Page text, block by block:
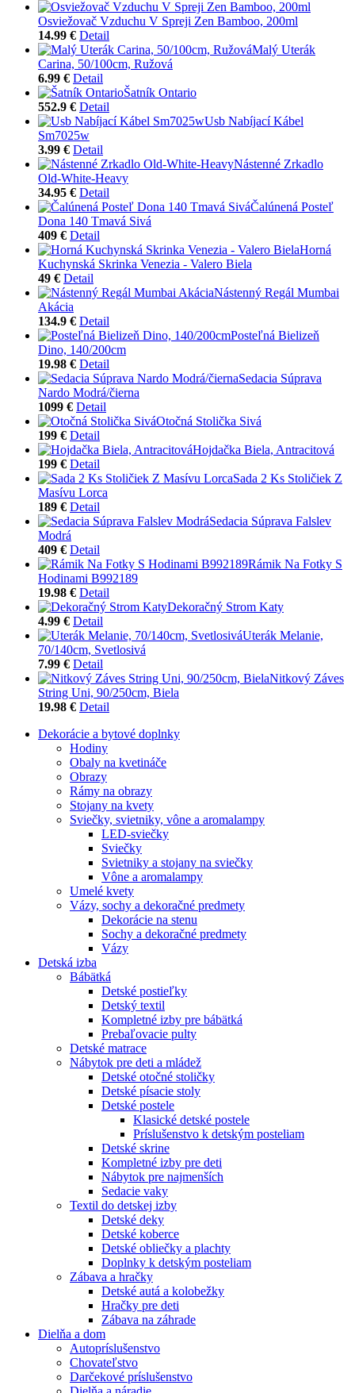
Osviežovač Vzduchu V Spreji Zen Bamboo, 200ml
14.99 € Detail
Malý Uterák
Carina, 50/100cm, Ružová
6.99 € Detail
Šatník Ontario
552.9 € Detail
Usb Nabíjací Kábel
Sm7025w
3.99 € Detail
Nástenné Zrkadlo
Old-White-Heavy
34.95 € Detail
Čalúnená Posteľ
Dona 140 Tmavá Sivá
409 € Detail
Horná
Kuchynská Skrinka Venezia - Valero Biela
49 € Detail
Nástenný Regál Mumbai
Akácia
134.9 € Detail
Posteľná Bielizeň
Dino, 140/200cm
19.98 € Detail
Sedacia Súprava
Nardo Modrá/čierna
1099 € Detail
Otočná Stolička Sivá
199 € Detail
Hojdačka Biela, Antracitová
199 € Detail
Sada 2 Ks Stoličiek Z
Masívu Lorca
189 € Detail
Sedacia Súprava Falslev
Modrá
409 € Detail
Rámik Na Fotky S
Hodinami B992189
19.98 € Detail
Dekoračný Strom Katy
4.99 € Detail
Uterák Melanie,
70/140cm, Svetlosivá
7.99 € Detail
Nitkový Záves
String Uni, 90/250cm, Biela
19.98 € Detail
Dekorácie a bytové doplnky
Hodiny
Obaly na kvetináče
Obrazy
Rámy na obrazy
Stojany na kvety
Sviečky, svietniky, vône a aromalampy
LED-sviečky
Sviečky
Svietniky a stojany na sviečky
Vône a aromalampy
Umelé kvety
Vázy, sochy a dekoračné predmety
Dekorácie na stenu
Sochy a dekoračné predmety
Vázy
Detská izba
Bábätká
Detské postieľky
Detský textil
Kompletné izby pre bábätká
Prebaľovacie pulty
Detské matrace
Nábytok pre deti a mládež
Detské otočné stoličky
Detské písacie stoly
Detské postele
Klasické detské postele
Príslušenstvo k detským posteliam
Detské skrine
Kompletné izby pre deti
Nábytok pre najmenších
Sedacie vaky
Textil do detskej izby
Detské deky
Detské koberce
Detské obliečky a plachty
Doplnky k detským posteliam
Zábava a hračky
Detské autá a kolobežky
Hračky pre deti
Zábava na záhrade
Dielňa a dom
Autopríslušenstvo
Chovateľstvo
Darčekové príslušenstvo